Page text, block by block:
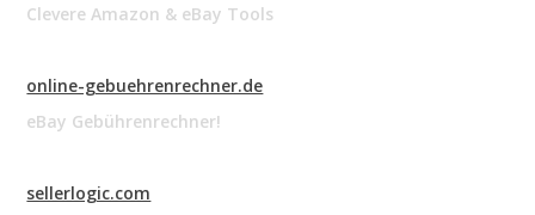
Clevere Amazon & eBay Tools
online-gebuehrenrechner.de
eBay Gebührenrechner!
sellerlogic.com